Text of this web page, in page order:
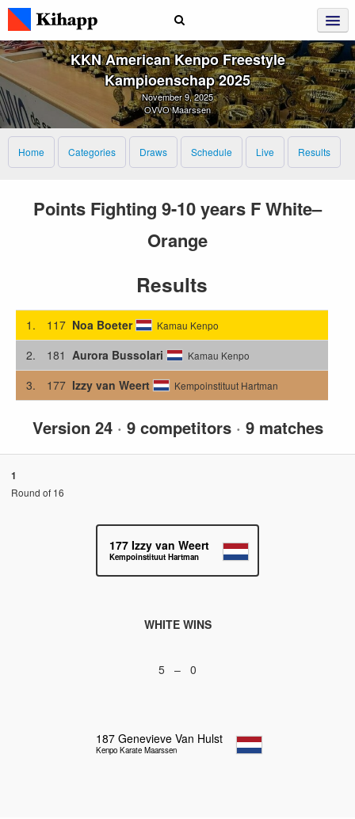
KKN American Kenpo Freestyle
Kampioenschap 2025
November 9, 2025
OVVO Maarssen
Home Categories Draws Schedule Live Results
Points Fighting 9-10 years F White–
Orange
Results
1. 117 Noa Boeter Kamau Kenpo
2. 181 Aurora Bussolari Kamau Kenpo
3. 177 Izzy van Weert Kempoinstituut Hartman
Version 24 · 9 competitors · 9 matches
1
Round of 16
177 Izzy van Weert
Kempoinstituut Hartman
WHITE WINS
5 – 0
187 Genevieve Van Hulst
Kenpo Karate Maarssen